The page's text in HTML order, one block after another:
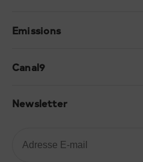
Emissions
Canal9
Newsletter